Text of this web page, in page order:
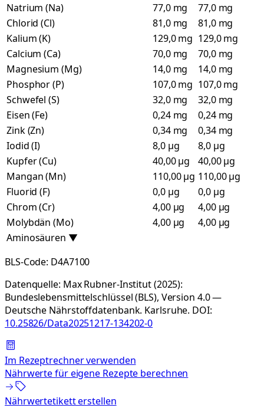
Natrium (Na)
77,0 mg
77,0 mg
Chlorid (Cl)
81,0 mg
81,0 mg
Kalium (K)
129,0 mg 129,0 mg
Calcium (Ca)
70,0 mg
70,0 mg
Magnesium (Mg)
14,0 mg
14,0 mg
Phosphor (P)
107,0 mg 107,0 mg
Schwefel (S)
32,0 mg
32,0 mg
Eisen (Fe)
0,24 mg
0,24 mg
Zink (Zn)
0,34 mg
0,34 mg
Iodid (I)
8,0 µg
8,0 µg
Kupfer (Cu)
40,00 µg
40,00 µg
Mangan (Mn)
110,00 µg 110,00 µg
Fluorid (F)
0,0 µg
0,0 µg
Chrom (Cr)
4,00 µg
4,00 µg
Molybdän (Mo)
4,00 µg
4,00 µg
Aminosäuren ▼
BLS-Code: D4A7100
Datenquelle: Max Rubner-Institut (2025):
Bundeslebensmittelschlüssel (BLS), Version 4.0 —
Deutsche Nährstoffdatenbank. Karlsruhe. DOI:
10.25826/Data20251217-134202-0
Im Rezeptrechner verwenden
Nährwerte für eigene Rezepte berechnen
Nährwertetikett erstellen